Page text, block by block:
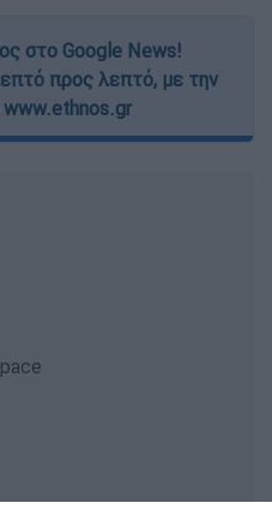
στο Google News!
προς λεπτό, με την